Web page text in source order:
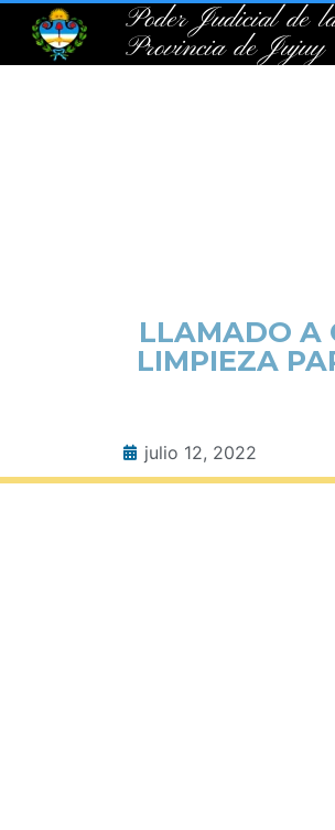
Poder Judicial de
Provincia de Jujuy
LLAMADO A
LIMPIEZA
julio 12, 2022